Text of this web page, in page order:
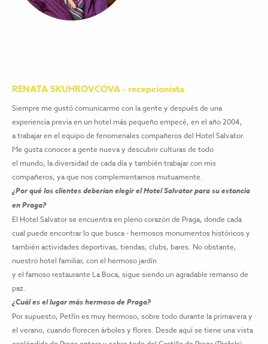
RENATA SKUHROVCOVA - recepcionista
Siempre me gustó comunicarme con la gente y después de una
experiencia previa en un hotel más pequeño empecé, en el año 2004,
a trabajar en el equipo de fenomenales compañeros del Hotel Salvator.
Me gusta conocer a gente nueva y descubrir culturas de todo
el mundo, la diversidad de cada día y también trabajar con mis
compañeros, ya que nos complementamos mutuamente.
¿Por qué los clientes deberían elegir el Hotel Salvator para su estancia
en Praga?
El Hotel Salvator se encuentra en pleno corazón de Praga, donde cada
cual puede encontrar lo que busca - hermosos monumentos históricos y
también actividades deportivas, tiendas, clubs, bares. No obstante,
nuestro hotel familiar, con el hermoso jardín
y el famoso restaurante La Boca, sigue siendo un agradable remanso de
paz.
¿Cuál es el lugar más hermoso de Praga?
Por supuesto, Petřín es muy hermoso, sobre todo durante la primavera y
el verano, cuando florecen árboles y flores. Desde aquí se tiene una vista